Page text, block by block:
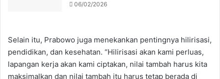
06/02/2026
Selain itu, Prabowo juga menekankan pentingnya hilirisasi,
pendidikan, dan kesehatan. “Hilirisasi akan kami perluas,
lapangan kerja akan kami ciptakan, nilai tambah harus kita
maksimalkan dan nilai tambah itu harus tetap berada di